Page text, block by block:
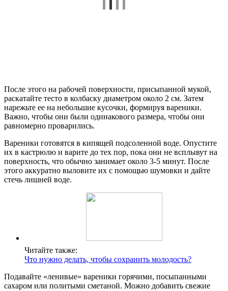
После этого на рабочей поверхности, присыпанной мукой,
раскатайте тесто в колбаску диаметром около 2 см. Затем
нарежьте ее на небольшие кусочки, формируя вареники.
Важно, чтобы они были одинакового размера, чтобы они
равномерно проварились.
Вареники готовятся в кипящей подсоленной воде. Опустите
их в кастрюлю и варите до тех пор, пока они не всплывут на
поверхность, что обычно занимает около 3-5 минут. После
этого аккуратно выловите их с помощью шумовки и дайте
стечь лишней воде.
Читайте также:
Что нужно делать, чтобы сохранить молодость?
Подавайте «ленивые» вареники горячими, посыпанными
сахаром или политыми сметаной. Можно добавить свежие